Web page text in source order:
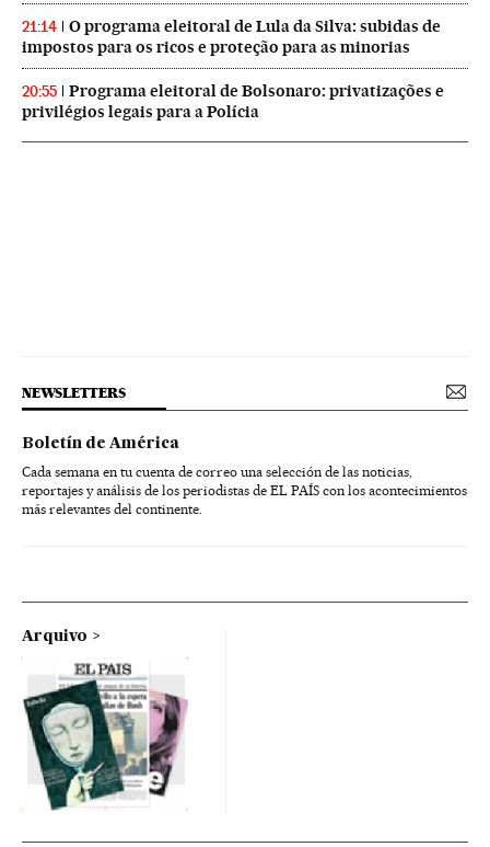
21:14
O programa eleitoral de Lula da Silva: subidas de
impostos para os ricos e proteção para as minorias
20:55
Programa eleitoral de Bolsonaro: privatizações e
privilégios legais para a Polícia
NEWSLETTERS
Boletín de América
Cada semana en tu cuenta de correo una selección de las noticias,
reportajes y análisis de los periodistas de EL PAÍS con los acontecimientos
más relevantes del continente.
Arquivo